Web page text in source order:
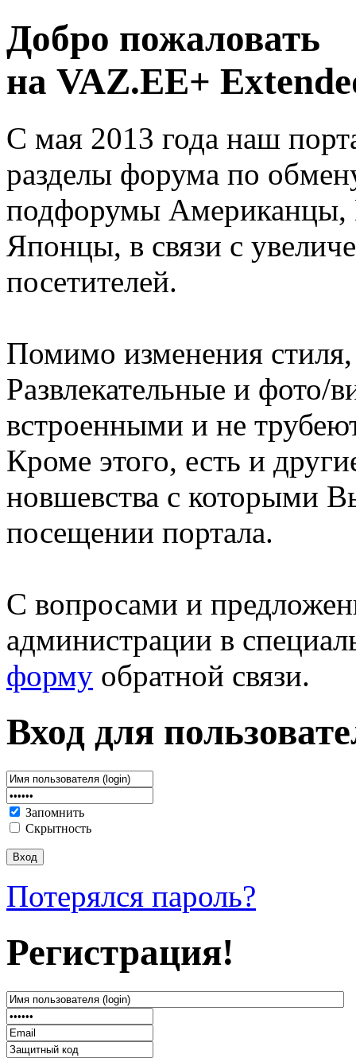
Добро пожаловать
на VAZ.EE+
С мая 2013 года наш
разделы форума по
подфорумы
Японцы, в связи с
посетителей.
Помимо изменения
Развлекательные и фото/
встроенными и не
Кроме этого, есть и
новшевства с которыми
посещении портала.
С вопросами и
администрации в
форму обратной связи.
Вход для
Запомнить
Скрытность
Потерялся пароль?
Регистрация!